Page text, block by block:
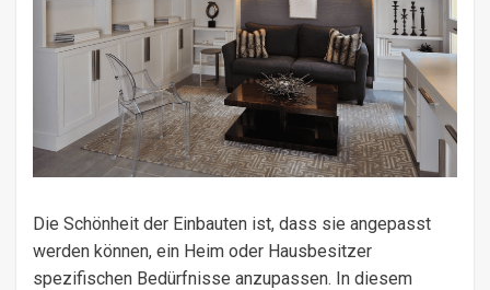
Die Schönheit der Einbauten ist, dass sie angepasst
werden können, ein Heim oder Hausbesitzer
spezifischen Bedürfnisse anzupassen. In diesem